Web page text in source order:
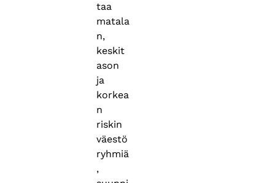
taa
matala
n,
keskit
ason
ja
korkea
n
riskin
väestö
ryhmiä
,